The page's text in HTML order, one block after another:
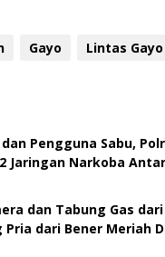
Gayo
Lintas Gayo
Pengguna Sabu,
Jaringan Narkoba Antar
dan Tabung Gas dari
Pria dari Bener Meriah